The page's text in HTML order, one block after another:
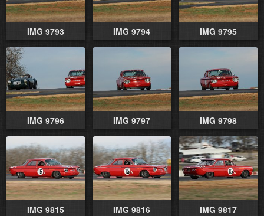
IMG 9793 IMG 9794 IMG 9795
IMG 9796 IMG 9797 IMG 9798
IMG 9815 IMG 9816 IMG 9817